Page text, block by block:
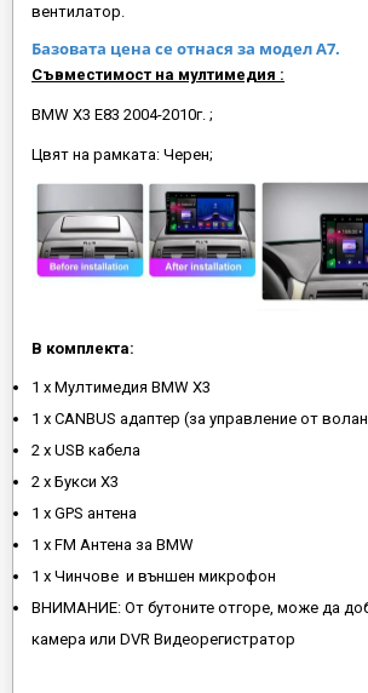
вентилатор.
Базовата цена се отнася за модел А7.
Съвместимост на мултимедия :
BMW X3 E83 2004-2010г. ;
Цвят на рамката: Черен;
В комплекта:
1 x Мултимедия BMW X3
1 x CANBUS адаптер (за управление от
2 x USB кабела
2 x Букси X3
1 х GPS антена
1 х FM Антена за BMW
1 x Чинчове и външен микрофон
ВНИМАНИЕ: От бутоните отгоре, може да
камера или DVR Видеорегистратор